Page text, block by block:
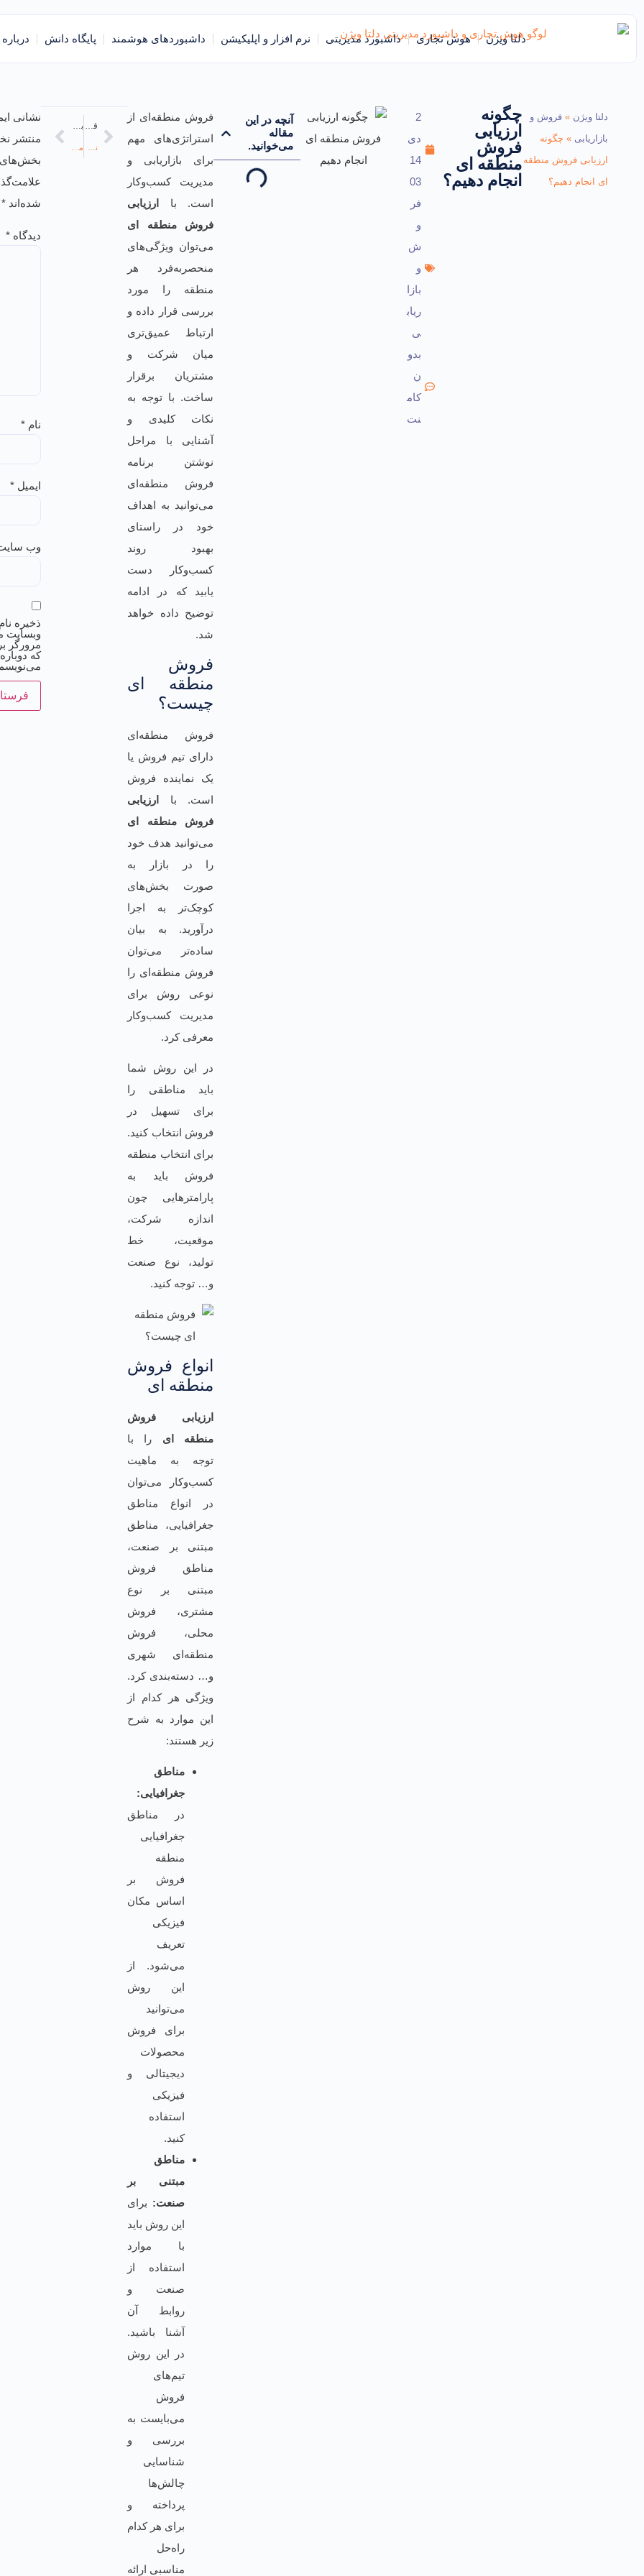
دلتا ویژن هوش تجاری داشبورد مدیریتی نرم افزار و اپلیکیشن داشبوردهای هوشمند پایگاه دانش
دلتا ویژن » فروش و
بازاریابی » چگونه
ارزیابی فروش منطقه
ای انجام دهیم؟
چگونه
ارزیابی
فروش
منطقه ای
انجام دهیم؟
2
دی
14
03
فر
و
ش
و
بازا
ریاب
ی
بدو
ن
کام
نت
آنچه در این
مقاله
می‌خوانید.
فروش منطقه‌ای از
استراتژی‌های مهم
برای بازاریابی و‌
مدیریت کسب‌وکار
است. با
ارزیابی
فروش منطقه‌ ای
می‌توان ویژگی‌های
منحصربه‌فرد هر
منطقه را مورد
بررسی قرار داده و
ارتباط عمیق‌تری
میان شرکت و‌
مشتریان برقرار
ساخت. با توجه به
نکات کلیدی و
آشنایی با مراحل
نوشتن برنامه
فروش منطقه‌ای
می‌توانید به اهداف
خود در راستای
بهبود روند
کسب‌وکار دست
یابید که در ادامه
توضیح داده خواهد
شد.
فروش
منطقه ای
چیست؟
فروش منطقه‌ای
دارای تیم فروش یا
یک نماینده فروش
است.‌ با
ارزیابی
فروش منطقه ای
می‌توانید هدف خود
را در بازار به
صورت بخش‌های
کوچک‌تر به اجرا
درآورید. به بیان
ساده‌تر می‌توان
فروش منطقه‌ای را
نوعی روش برای
مدیریت کسب‌و‌کار
معرفی کرد.
در این روش شما
باید مناطقی را
برای تسهیل در
فروش انتخاب کنید.
برای انتخاب منطقه
فروش باید به
پارامترهایی چون
اندازه شرکت،
موقعیت، خط
تولید، نوع صنعت
و… توجه کنید.
انواع فروش
منطقه ای
ارزیابی فروش
منطقه‌ ای را با
توجه به ماهیت
کسب‌وکار می‌توان
در انواع مناطق
جغرافیایی، مناطق
مبتنی بر صنعت،
مناطق فروش
مبتنی بر نوع
مشتری، فروش
محلی، فروش
منطقه‌ای شهری
و… دسته‌بندی کرد.
ویژگی هر کدام از
این موارد به شرح
زیر هستند:
مناطق
جغرافیایی:
در مناطق
جغرافیایی
منطقه
فروش بر
اساس مکان
فیزیکی
تعریف
می‌شود. از
این روش
می‌توانید
برای فروش
محصولات
دیجیتالی و‌
فیزیکی
استفاده
کنید.
مناطق
مبتنی بر
صنعت: برای
این روش باید
با موارد
استفاده از
صنعت و
روابط آن
آشنا باشید.
در این روش
تیم‌های
فروش
می‌بایست به
بررسی و
شناسایی
چالش‌ها
پرداخته و
برای هر کدام
راه‌حل
مناسبی ارائه
قبلی بعدی
نشانی
منتشر
بخش‌های
شده‌اند*
دیدگاه*
نام*
ایمیل*
وب‌
ذخیره
وبسایت
مرورگر
که